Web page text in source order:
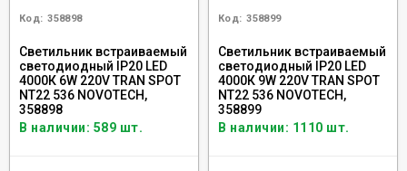
Код: 358898
Светильник встраиваемый
светодиодный IP20 LED
4000К 6W 220V TRAN SPOT
NT22 536 NOVOTECH,
358898
В наличии: 589 шт.
Код: 358899
Светильник встраиваемый
светодиодный IP20 LED
4000К 9W 220V TRAN SPOT
NT22 536 NOVOTECH,
358899
В наличии: 1110 шт.